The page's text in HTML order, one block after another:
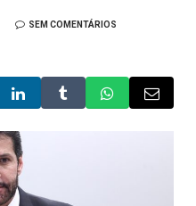
SEM COMENTÁRIOS